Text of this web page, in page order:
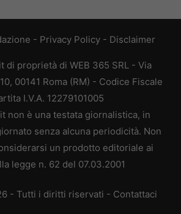
- Privacy Policy - Disclaimer
di proprietà di WEB 365 SRL - Via
00141 Roma (RM) - Codice Fiscale
I.V.A. 12279101005
non è una testata giornalistica, in
senza alcuna periodicità. Non
un prodotto editoriale ai
legge n. 62 del 07.03.2001
- Tutti i diritti riservati - Contattaci